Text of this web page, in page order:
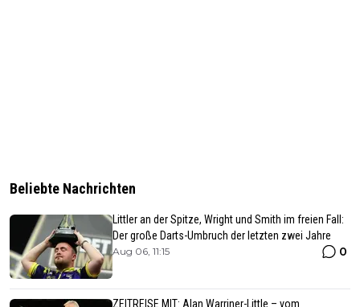
Beliebte Nachrichten
Littler an der Spitze, Wright und Smith im freien Fall:
Der große Darts-Umbruch der letzten zwei Jahre
Aug 06, 11:15 0
ZEITREISE MIT: Alan Warriner-Little – vom